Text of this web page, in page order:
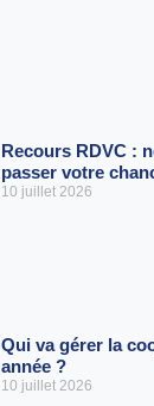
Recours RDVC :
passer votre
10 juillet 2026
Qui va gérer la
année ?
10 juillet 2026